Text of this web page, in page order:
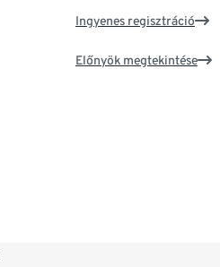
Ingyenes regisztráció
Előnyök megtekintése